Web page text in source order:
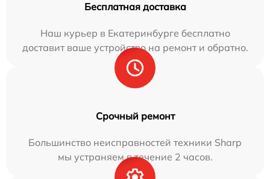
Бесплатная доставка
Наш курьер в Екатеринбурге бесплатно
доставит ваше устройство на ремонт и обратно.
Срочный ремонт
Большинство неисправностей техники Sharp
мы устраняем в течение 2 часов.